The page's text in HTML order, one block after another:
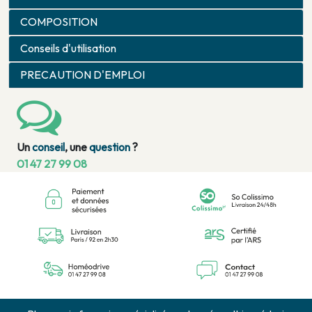
COMPOSITION
Conseils d'utilisation
PRECAUTION D'EMPLOI
Unconseil, unequestion?
01 47 27 99 08